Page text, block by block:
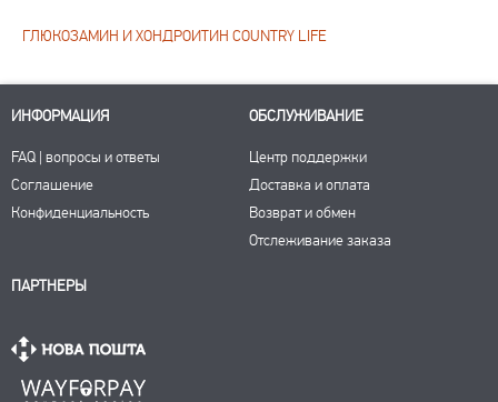
ГЛЮКОЗАМИН И ХОНДРОИТИН COUNTRY LIFE
ИНФОРМАЦИЯ
FAQ | вопросы и ответы
Соглашение
Конфиденциальность
ОБСЛУЖИВАНИЕ
Центр поддержки
Доставка и оплата
Возврат и обмен
Отслеживание заказа
ПАРТНЕРЫ